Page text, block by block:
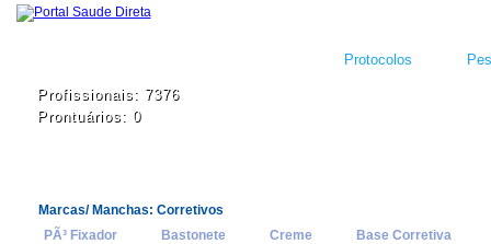
Protocolos
Profissionais: 7376
Prontuários: 0
Marcas/ Manchas: Corretivos
PÃ³ Fixador
Bastonete Creme Base Corretiva